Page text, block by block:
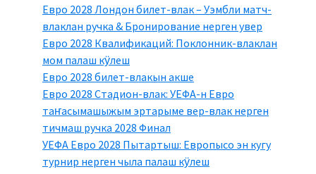
Евро 2028 Лондон билет-влак – Уэмбли матч-
влаклан ручка & Бронирование нерген увер
Евро 2028 Квалификаций: Поклонник-влаклан
мом палаш кӱлеш
Евро 2028 билет-влакын акше
Евро 2028 Стадион-влак: УЕФА-н Евро
таҥасымашыжым эртарыме вер-влак нерген
тичмаш ручка 2028 Финал
УЕФА Евро 2028 Пытартыш: Европысо эн кугу
турнир нерген чыла палаш кӱлеш